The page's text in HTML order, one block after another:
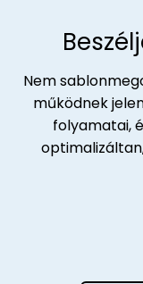
Nem
működnek
folyamatai,